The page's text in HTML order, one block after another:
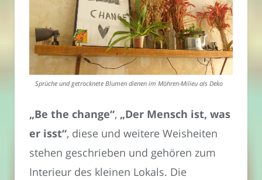
Sprüche und getrocknete Blumen dienen im Möhren-Milieu als Deko
„Be the change“, „Der Mensch ist, was
er isst“, diese und weitere Weisheiten
stehen geschrieben und gehören zum
Interieur des kleinen Lokals. Die